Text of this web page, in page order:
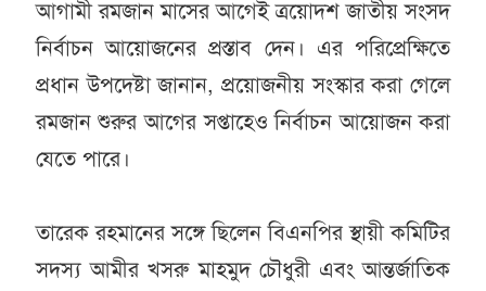
আগামী রমজান মাসের আগেই ত্রয়োদশ জাতীয় সংসদ
নির্বাচন আয়োজনের প্রস্তাব দেন। এর পরিপ্রেক্ষিতে
প্রধান উপদেষ্টা জানান, প্রয়োজনীয় সংস্কার করা গেলে
রমজান শুরুর আগের সপ্তাহেও নির্বাচন আয়োজন করা
যেতে পারে।
তারেক রহমানের সঙ্গে ছিলেন বিএনপির স্থায়ী কমিটির
সদস্য আমীর খসরু মাহমুদ চৌধুরী এবং আন্তর্জাতিক